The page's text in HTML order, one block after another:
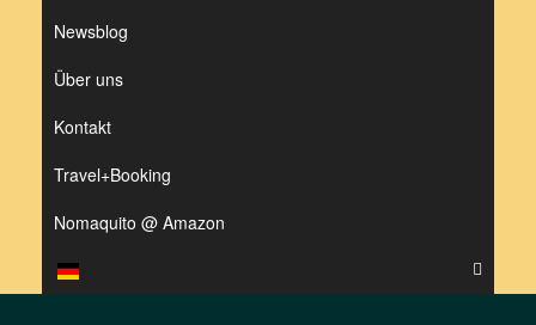
Newsblog
Über uns
Kontakt
Travel+Booking
Nomaquito @ Amazon